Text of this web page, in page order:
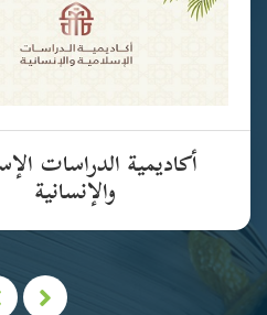
أكاديمية الدراسات
والإنسانية